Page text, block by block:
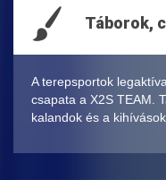
Táborok,
A terepsportok
csapata a X2S TEAM.
kalandok és a